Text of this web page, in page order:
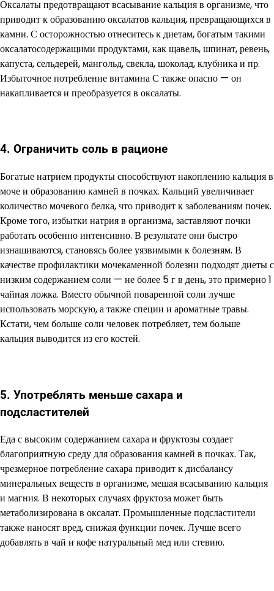
Оксалаты предотвращают всасывание кальция в организме, что
приводит к образованию оксалатов кальция, превращающихся в
камни. С осторожностью отнеситесь к диетам, богатым такими
оксалатосодержащими продуктами, как щавель, шпинат, ревень,
капуста, сельдерей, мангольд, свекла, шоколад, клубника и пр.
Избыточное потребление витамина С также опасно — он
накапливается и преобразуется в оксалаты.
4. Ограничить соль в рационе
Богатые натрием продукты способствуют накоплению кальция в
моче и образованию камней в почках. Кальций увеличивает
количество мочевого белка, что приводит к заболеваниям почек.
Кроме того, избытки натрия в организма, заставляют почки
работать особенно интенсивно. В результате они быстро
изнашиваются, становясь более уязвимыми к болезням. В
качестве профилактики мочекаменной болезни подходят диеты с
низким содержанием соли — не более 5 г в день, это примерно 1
чайная ложка. Вместо обычной поваренной соли лучше
использовать морскую, а также специи и ароматные травы.
Кстати, чем больше соли человек потребляет, тем больше
кальция выводится из его костей.
5. Употреблять меньше сахара и
подсластителей
Еда с высоким содержанием сахара и фруктозы создает
благоприятную среду для образования камней в почках. Так,
чрезмерное потребление сахара приводит к дисбалансу
минеральных веществ в организме, мешая всасыванию кальция
и магния. В некоторых случаях фруктоза может быть
метаболизирована в оксалат. Промышленные подсластители
также наносят вред, снижая функции почек. Лучше всего
добавлять в чай и кофе натуральный мед или стевию.